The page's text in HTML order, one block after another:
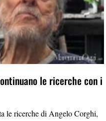
le ricerche con i
le ricerche di Angelo Corghi,